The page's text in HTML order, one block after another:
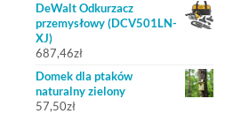
DeWalt Odkurzacz
przemysłowy (DCV501LN-
XJ)
687,46zł
Domek dla ptaków
naturalny zielony
57,50zł